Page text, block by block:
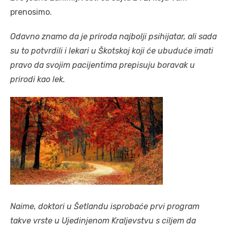
prenosimo.
Odavno znamo da je priroda najbolji psihijatar, ali sada
su to potvrdili i lekari u Škotskoj koji će ubuduće imati
pravo da svojim pacijentima prepisuju boravak u
prirodi kao lek.
Naime, doktori u Šetlandu isprobaće prvi program
takve vrste u Ujedinjenom Kraljevstvu s ciljem da